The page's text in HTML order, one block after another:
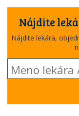
Nájdite
Nájdite lekára,